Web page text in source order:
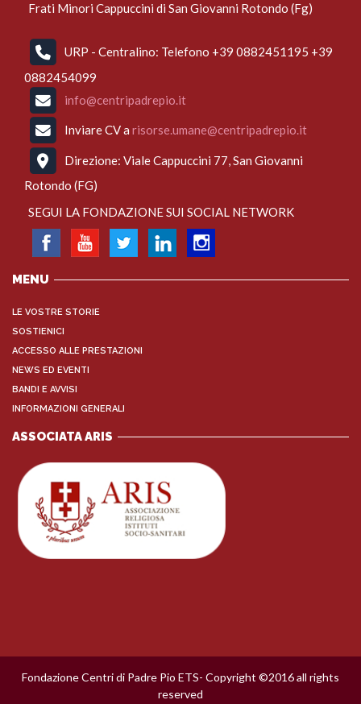
Frati Minori Cappuccini di San Giovanni Rotondo (Fg)
URP - Centralino: Telefono +39 0882451195 +39
0882454099
info@centripadrepio.it
Inviare CV a risorse.umane@centripadrepio.it
Direzione: Viale Cappuccini 77, San Giovanni
Rotondo (FG)
SEGUI LA FONDAZIONE SUI SOCIAL NETWORK
MENU
LE VOSTRE STORIE
SOSTIENICI
ACCESSO ALLE PRESTAZIONI
NEWS ED EVENTI
BANDI E AVVISI
INFORMAZIONI GENERALI
ASSOCIATA ARIS
Fondazione Centri di Padre Pio ETS- Copyright ©2016 all rights
reserved